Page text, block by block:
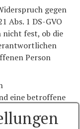
gegen
Abs. 1 DS-GVO
nicht fest, ob die
Person
eine betroffene
der Ostsee-